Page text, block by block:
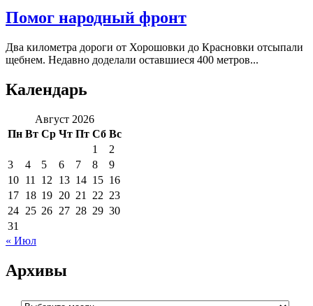
Помог народный фронт
Два километра дороги от Хорошовки до Красновки отсыпали
щебнем. Недавно доделали оставшиеся 400 метров...
Календарь
Август 2026
Пн Вт Ср Чт Пт Сб Вс
1
2
3
4 5 6 7 8
9
10 11 12 13 14 15 16
17 18 19 20 21 22 23
24 25 26 27 28 29 30
31
« Июл
Архивы
Архивы